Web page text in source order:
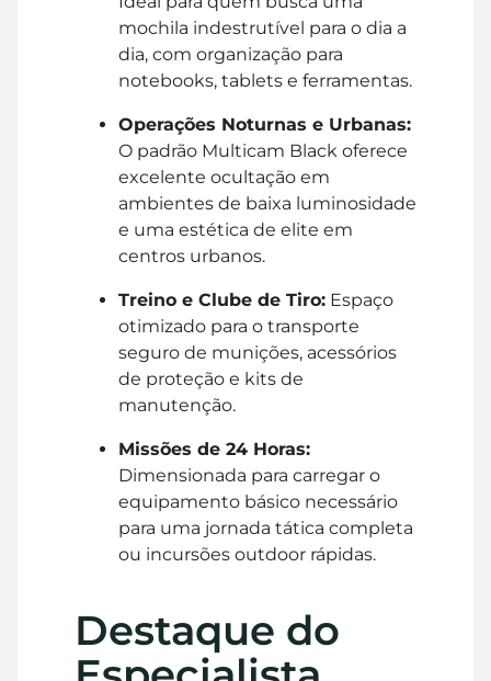
mochila indestrutível para o dia a
dia, com organização para
notebooks, tablets e ferramentas.
Operações Noturnas e Urbanas:
O padrão Multicam Black oferece
excelente ocultação em
ambientes de baixa luminosidade
e uma estética de elite em
centros urbanos.
Treino e Clube de Tiro: Espaço
otimizado para o transporte
seguro de munições, acessórios
de proteção e kits de
manutenção.
Missões de 24 Horas:
Dimensionada para carregar o
equipamento básico necessário
para uma jornada tática completa
ou incursões outdoor rápidas.
Destaque do